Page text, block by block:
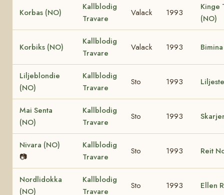
Korbas (NO)
Kallblodig
Travare
Valack 1993
Kinge
(NO)
Korbiks (NO)
Kallblodig
Travare
Valack 1993
Liljeblondie
(NO)
Kallblodig
Travare
Sto 1993
Mai Senta
(NO)
Kallblodig
Travare
Sto 1993
Nivara (NO)
📷
Kallblodig
Travare
Sto 1993 Reit
Nordlidokka
(NO)
Kallblodig
Travare
Sto 1993 Ellen